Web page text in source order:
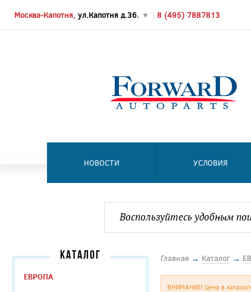
Москва-Капотня, ул.Капотня д.36. ▼ 8 (495) 7887813
НОВОСТИ УСЛОВИЯ
КАТАЛОГ
ЕВРОПА
Главная → Каталог →
ВНИМАНИЕ! Цена в